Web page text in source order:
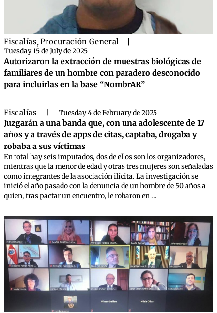
Fiscalías,Procuración General
Tuesday 15 de July de 2025
Autorizaron la extracción de muestras biológicas de
familiares de un hombre con paradero desconocido
para incluirlas en la base “NombrAR”
Fiscalías Tuesday 4 de February de 2025
Juzgarán a una banda que, con una adolescente de 17
años y a través de apps de citas, captaba, drogaba y
robaba a sus víctimas
En total hay seis imputados, dos de ellos son los organizadores,
mientras que la menor de edad y otras tres mujeres son señaladas
como integrantes de la asociación ilícita. La investigación se
inició el año pasado con la denuncia de un hombre de 50 años a
quien, tras pactar un encuentro, le robaron en ...